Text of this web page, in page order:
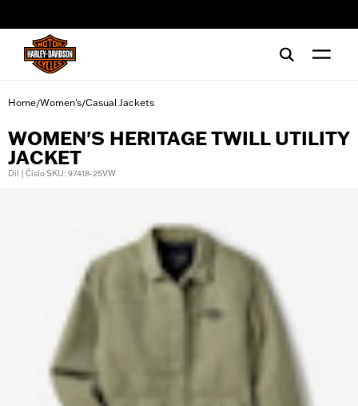
Home/Women's/Casual Jackets
WOMEN'S HERITAGE TWILL UTILITY
JACKET
Díl | Číslo SKU: 97418-25VW